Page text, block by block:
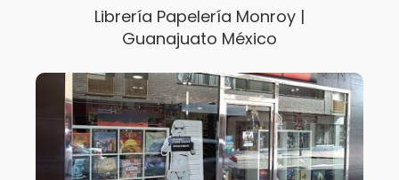
Librería Papelería Monroy |
Guanajuato México